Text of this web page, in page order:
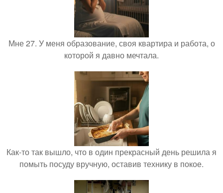
Мне 27. У меня образование, своя квартира и работа, о
которой я давно мечтала.
Как-то так вышло, что в один прекрасный день решила я
помыть посуду вручную, оставив технику в покое.